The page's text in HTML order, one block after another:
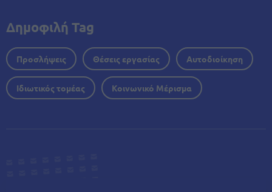
Δημοφιλή Tag
Προσλήψεις Θέσεις εργασίας Αυτοδιοίκηση
Ιδιωτικός τομέας Κοινωνικό Μέρισμα